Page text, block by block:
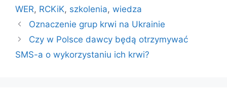
WER, RCKiK, szkolenia, wiedza
Oznaczenie grup krwi na Ukrainie
Czy w Polsce dawcy będą otrzymywać
SMS-a o wykorzystaniu ich krwi?